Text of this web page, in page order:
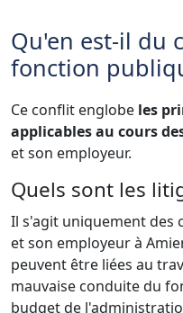
Qu'en est-il du
fonction
Ce conflit englobe les
applicables au cours
et son employeur.
Quels sont les
Il s'agit uniquement
et son employeur à
peuvent être liées au
mauvaise conduite du
budget de